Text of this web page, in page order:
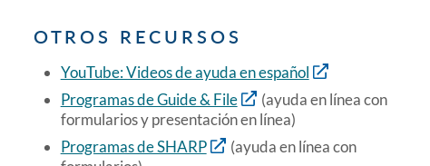
OTROS RECURSOS
YouTube: Videos de ayuda en español
Programas de Guide & File
(ayuda en línea con
formularios y presentación en línea)
Programas de SHARP
(ayuda en línea con